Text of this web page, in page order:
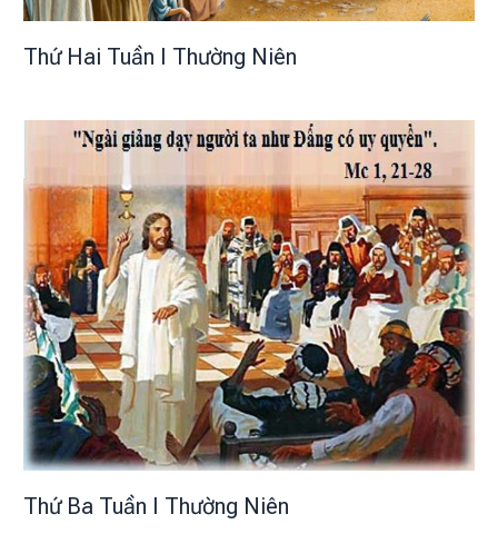
Thứ Hai Tuần I Thường Niên
Thứ Ba Tuần I Thường Niên